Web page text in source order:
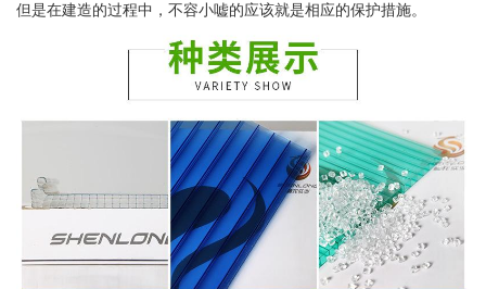
但是在建造的过程中，不容小嘘的应该就是相应的保护措施。